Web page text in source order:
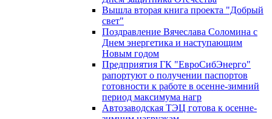
Вышла вторая книга проекта "Добрый
свет"
Поздравление Вячеслава Соломина с
Днем энергетика и наступающим
Новым годом
Предприятия ГК "ЕвроСибЭнерго"
рапортуют о получении паспортов
готовности к работе в осенне-зимний
период максимума нагр
Автозаводская ТЭЦ готова к осенне-